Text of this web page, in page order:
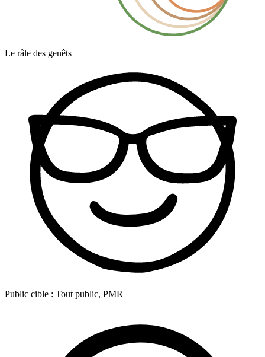
Le râle des genêts
Public cible : Tout public, PMR